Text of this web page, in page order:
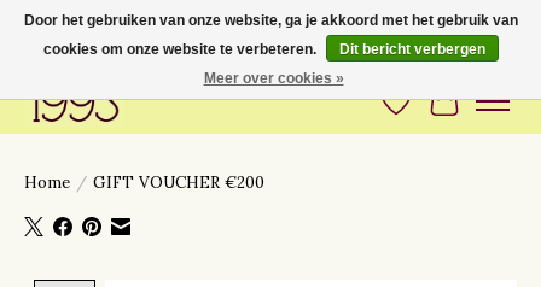
Love to have you around
Verlanglijst
Home / GIFT VOUCHER €200
Door het gebruiken van onze website, ga je akkoord met het gebruik van
cookies om onze website te verbeteren.
Dit bericht verbergen
Meer over cookies »